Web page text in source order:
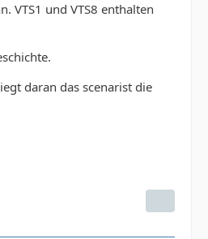
VTS1 und VTS8 enthalten
daran das scenarist die